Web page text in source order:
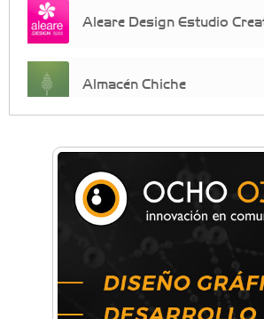
Aleare Design Estudio
Almacén Chiche
crecimiento personal
Arq. Horacio Alejandro
Artística ApasionArte